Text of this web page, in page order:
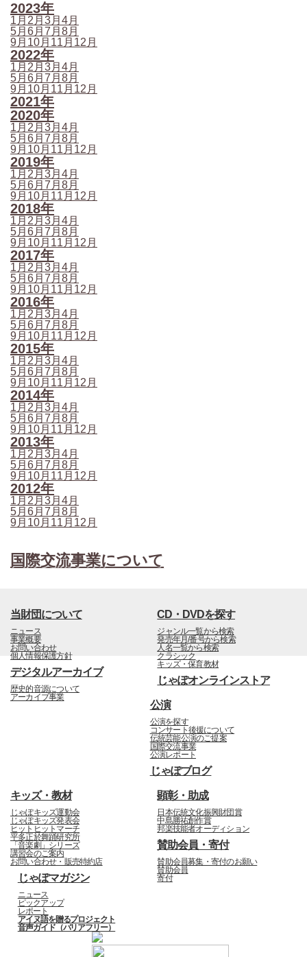
2023年
1月 2月 3月 4月
5月 6月 7月 8月
9月 10月 11月 12月
2022年
1月 2月 3月 4月
5月 6月 7月 8月
9月 10月 11月 12月
2021年
2020年
1月 2月 3月 4月
5月 6月 7月 8月
9月 10月 11月 12月
2019年
1月 2月 3月 4月
5月 6月 7月 8月
9月 10月 11月 12月
2018年
1月 2月 3月 4月
5月 6月 7月 8月
9月 10月 11月 12月
2017年
1月 2月 3月 4月
5月 6月 7月 8月
9月 10月 11月 12月
2016年
1月 2月 3月 4月
5月 6月 7月 8月
9月 10月 11月 12月
2015年
1月 2月 3月 4月
5月 6月 7月 8月
9月 10月 11月 12月
2014年
1月 2月 3月 4月
5月 6月 7月 8月
9月 10月 11月 12月
2013年
1月 2月 3月 4月
5月 6月 7月 8月
9月 10月 11月 12月
2012年
1月 2月 3月 4月
5月 6月 7月 8月
9月 10月 11月 12月
国際交流事業について
当財団について
ニュース
事業概要
お問い合わせ
個人情報保護方針
デジタルアーカイブ
歴史的音源について
アーカイブ事業
CD・DVDを探す
ジャンル一覧から検索
発売年月/番号から検索
人名一覧から検索
クラシック
キッズ・保育教材
じゃぽオンラインストア
公演
公演を探す
コンサート後援について
伝統芸能公演のご提案
国際交流事業
公演レポート
じゃぽブログ
顕彰・助成
日本伝統文化振興財団賞
中島勝祐創作賞
邦楽技能者オーディション
賛助会員・寄付
賛助会員募集・寄付のお願い
賛助会員
寄付
キッズ・教材
じゃぽキッズ運動会
じゃぽキッズ発表会
ヒットヒットマーチ
平多正於舞踊研究所
「音楽劇」シリーズ
講習会のご案内
お問い合わせ・販売特約店
じゃぽマガジン
ニュース
ピックアップ
レポート
アイヌ語を贈るプロジェクト
音声ガイド（バリアフリー）